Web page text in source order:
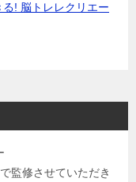
! 脳トレレクリエー
監修させていただき